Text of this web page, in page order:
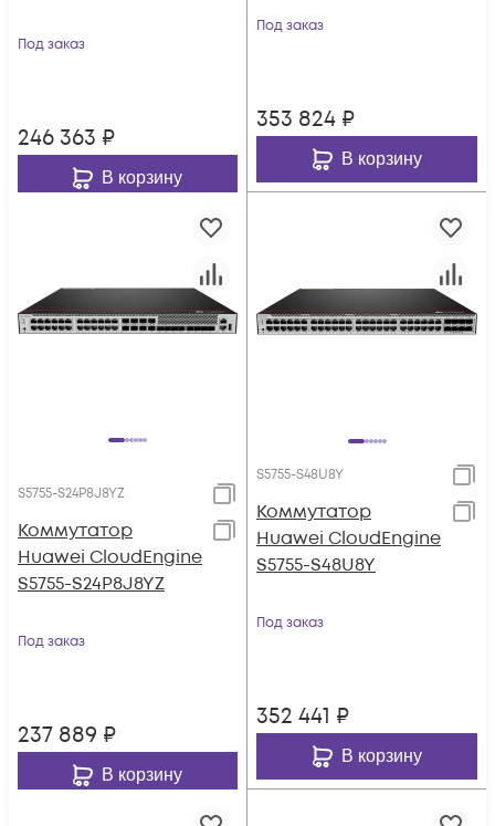
Под заказ
246 363 ₽
В корзину
Под заказ
353 824 ₽
В корзину
S5755-S24P8J8YZ
Коммутатор
Huawei CloudEngine
S5755-S24P8J8YZ
Под заказ
237 889 ₽
В корзину
S5755-S48U8Y
Коммутатор
Huawei CloudEngine
S5755-S48U8Y
Под заказ
352 441 ₽
В корзину